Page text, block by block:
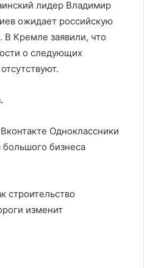
лидер Владимир
ожидает российскую
В Кремле заявили, что
о следующих
Одноклассники
большого бизнеса
строительство
изменит